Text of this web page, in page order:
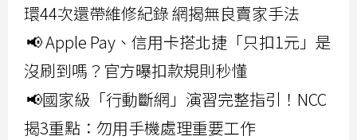
環44次還帶維修紀錄 網揭無良賣家手法
📢 Apple Pay、信用卡搭北捷「只扣1元」是
沒刷到嗎？官方曝扣款規則秒懂
📢國家級「行動斷網」演習完整指引！NCC
揭3重點：勿用手機處理重要工作